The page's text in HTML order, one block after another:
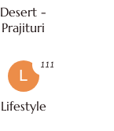
Desert -
Prajituri
L
Lifestyle
111